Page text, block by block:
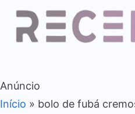
Anúncio
Início » bolo de fubá